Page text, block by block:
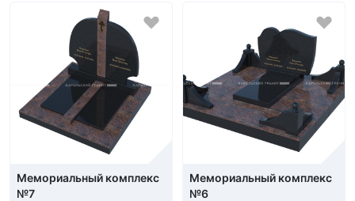
Мемориальный комплекс
№7
Мемориальный комплекс
№6